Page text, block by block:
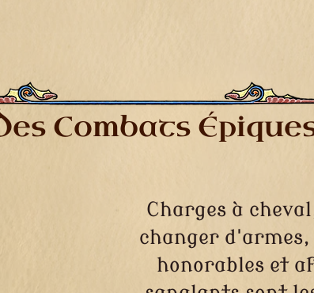
Combats
Charges à
changer
honorables et